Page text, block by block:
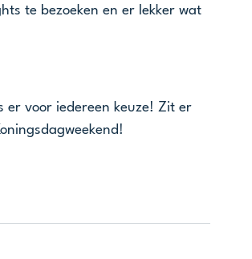
te bezoeken en er lekker wat
voor iedereen keuze! Zit er